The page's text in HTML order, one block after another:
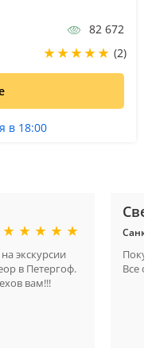
82 672
(2)
в 18:00
экскурсии
в Петергоф.
вам!!!
Все